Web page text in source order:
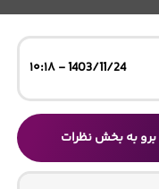
1403/11/24 - ۱۰:۱۸
برو به بخش نظرات